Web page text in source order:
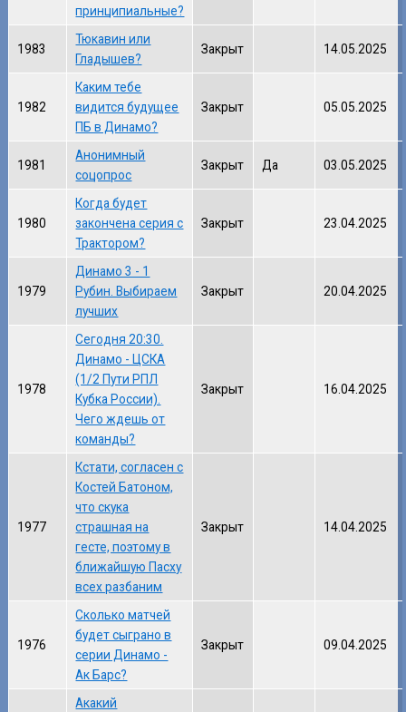
принципиальные?
1983
Тюкавин или
Гладышев?
Закрыт 14.05.2025
1982
Каким тебе
видится будущее
ПБ в Динамо?
Закрыт 05.05.2025
1981
Анонимный
соцопрос
Закрыт Да 03.05.2025
1980
Когда будет
закончена серия с
Трактором?
Закрыт 23.04.2025
1979
Динамо 3 - 1
Рубин. Выбираем
лучших
Закрыт 20.04.2025
1978
Сегодня 20:30.
Динамо - ЦСКА
(1/2 Пути РПЛ
Кубка России).
Чего ждешь от
команды?
Закрыт 16.04.2025
1977
Кстати, согласен с
Костей Батоном,
что скука
страшная на
гесте, поэтому в
ближайшую Пасху
всех разбаним
Закрыт 14.04.2025
1976
Сколько матчей
будет сыграно в
серии Динамо -
Ак Барс?
Закрыт 09.04.2025
Акакий